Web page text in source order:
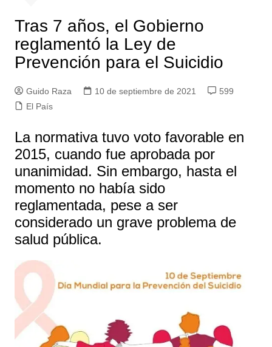
Tras 7 años, el Gobierno
reglamentó la Ley de
Prevención para el Suicidio
Guido Raza 10 de septiembre de 2021
599
El País
La normativa tuvo voto favorable en
2015, cuando fue aprobada por
unanimidad. Sin embargo, hasta el
momento no había sido
reglamentada, pese a ser
considerado un grave problema de
salud pública.